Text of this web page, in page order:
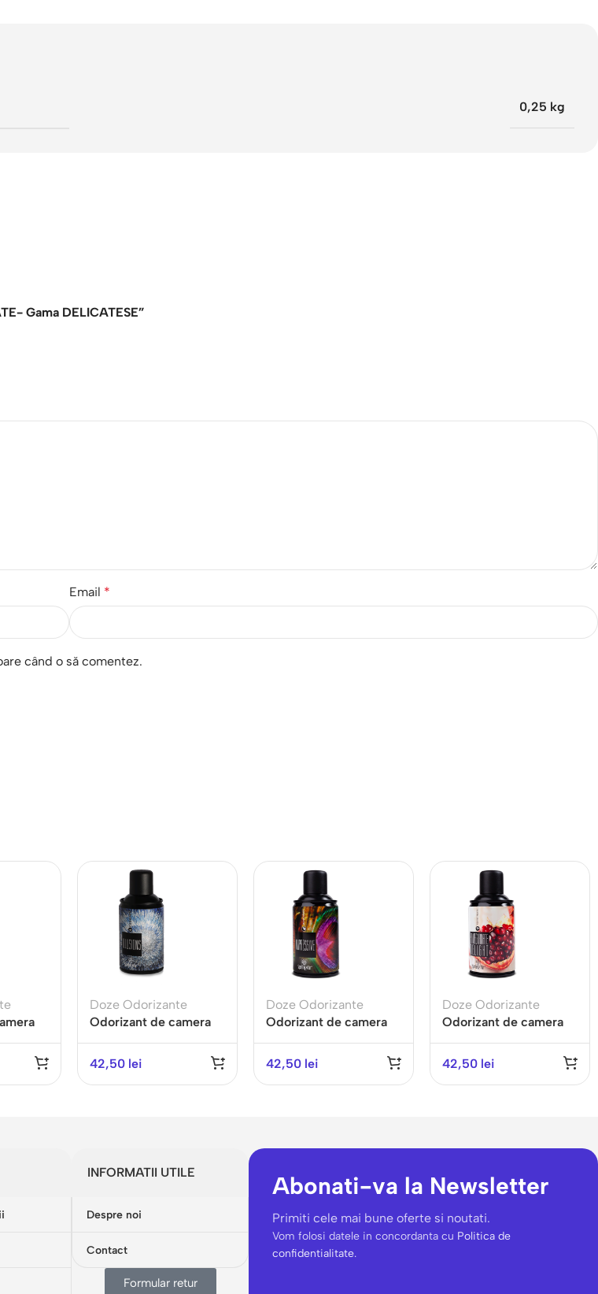
0,25 kg
Gama DELICATESE”
Email *
când o să comentez.
Doze Odorizante
Odorizant de camera
ILLUSIONS -Gama
PREMIUM
42,50 lei
Doze Odorizante
Odorizant de camera
IMPRESSIVE- Gama
AROMATHERAPY
42,50 lei
Doze Odorizante
Odorizant de camera
POMEGRANATE
DELIGHT-Gama
EXOTIC FRUITS
42,50 lei
INFORMATII UTILE
Despre noi
Contact
Formular retur
Abonati-va la Newsletter
Primiti cele mai bune oferte si noutati.
Vom folosi datele in concordanta cu Politica de
confidentialitate.